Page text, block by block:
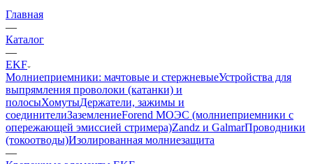
Главная
—
Каталог
—
EKF
Молниеприемники: мачтовые и стержневыеУстройства для
выпрямления проволоки (катанки) и
полосыХомутыДержатели, зажимы и
соединителиЗаземлениеForend МОЭС (молниеприемники с
опережающей эмиссией стримера)Zandz и GalmarПроводники
(токоотводы)Изолированная молниезащита
—